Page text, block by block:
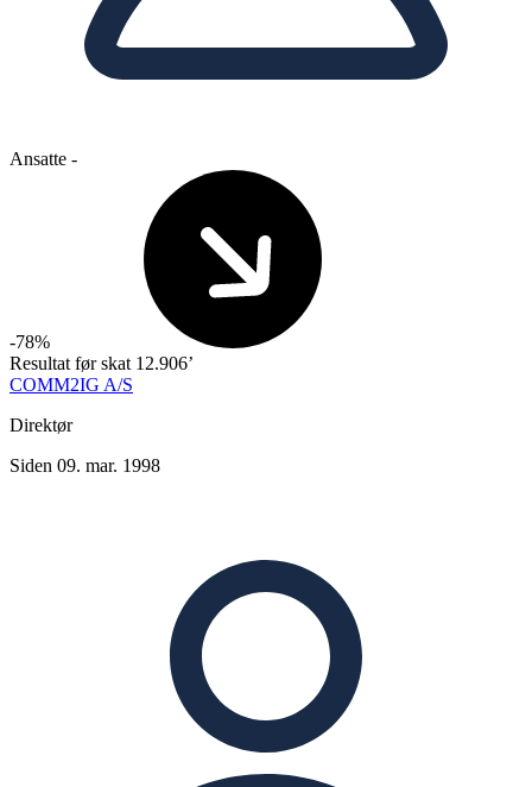
Ansatte -
-78%
Resultat før skat 12.906’
COMM2IG A/S
Direktør
Siden 09. mar. 1998